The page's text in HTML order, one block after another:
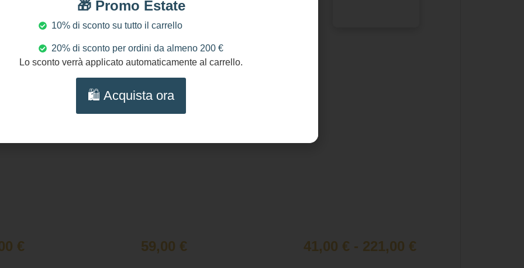
€ 59,00 € 41,00 € - 221,00 €
🎁 Promo Estate
10% di sconto su tutto il carrello
20% di sconto per ordini da almeno 200 €
Lo sconto verrà applicato automaticamente al carrello.
🛍️ Acquista ora